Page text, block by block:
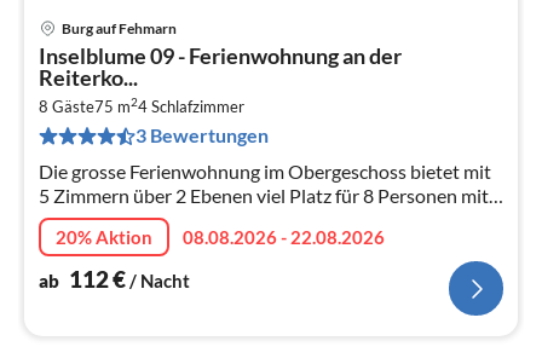
Burg auf Fehmarn
Inselblume 09 - Ferienwohnung an der
Reiterko...
8 Gäste75 m24Schlafzimmer
3 Bewertungen
Die grosse Ferienwohnung im Obergeschoss bietet mit
5 Zimmern über 2 Ebenen viel Platz für 8 Personen mit
Hund. Sie ist ideal für Familien oder kleine Gruppen.
20% Aktion
08.08.2026 - 22.08.2026
ab 112€/ Nacht